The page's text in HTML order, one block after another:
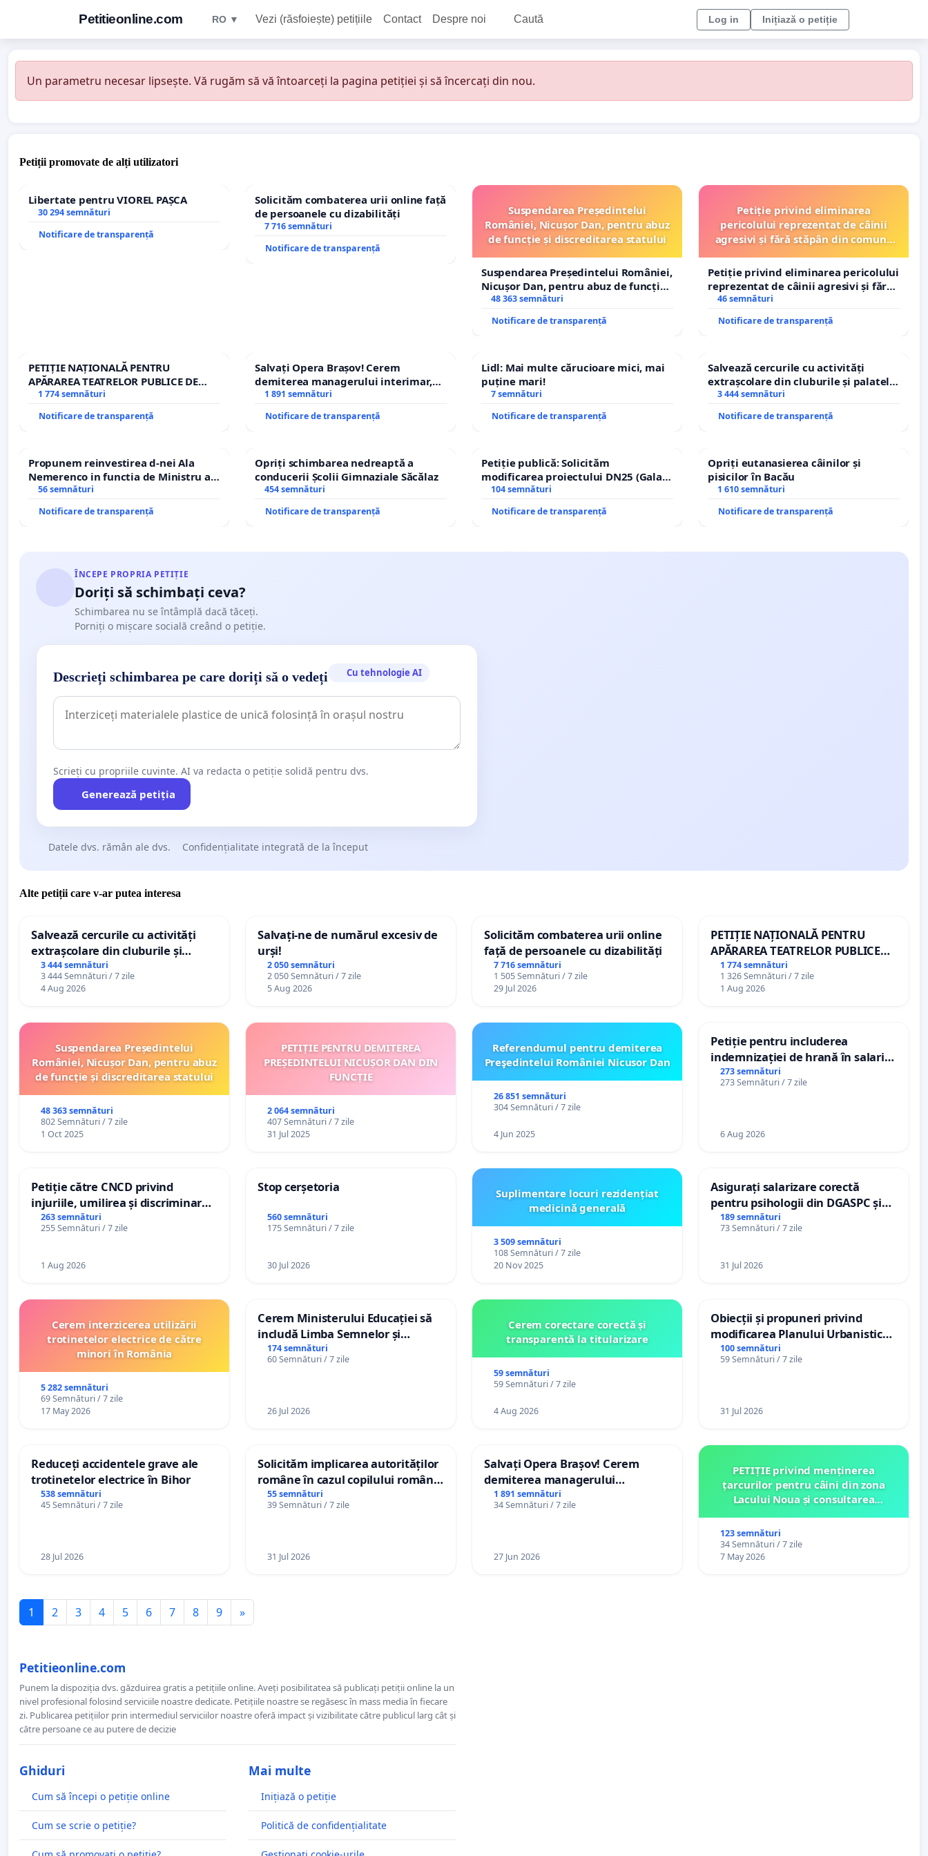
Petitieonline.com RO ▼ Vezi (răsfoiește) petițiile Contact Despre noi Caută Log in Inițiază o petiție
Un parametru necesar lipsește. Vă rugăm să vă întoarceți la pagina petiției și să încercați din nou.
Petiții promovate de alți utilizatori
Libertate pentru VIOREL PAȘCA
30 294 semnături
Notificare de transparență
Solicităm combaterea urii online față
de persoanele cu dizabilități
7 716 semnături
Notificare de transparență
Suspendarea Președintelui
României, Nicușor Dan, pentru abuz
de funcție și discreditarea statului
Suspendarea Președintelui României,
Nicușor Dan, pentru abuz de funcție
și discreditarea statului
48 363 semnături
Notificare de transparență
Petiție privind eliminarea
pericolului reprezentat de câinii
agresivi și fără stăpân din comuna
Petiție privind eliminarea pericolului
reprezentat de câinii agresivi și fără
stăpân din comuna Tunari
46 semnături
Notificare de transparență
PETIȚIE NAȚIONALĂ PENTRU
APĂRAREA TEATRELOR PUBLICE DE
REPERTORIU DIN ROMÂNIA
1 774 semnături
Notificare de transparență
Salvați Opera Brașov! Cerem
demiterea managerului interimar,
Petrean Lucian-Marius!
1 891 semnături
Notificare de transparență
Lidl: Mai multe cărucioare mici, mai
puține mari!
7 semnături
Notificare de transparență
Salvează cercurile cu activități
extrașcolare din cluburile și palatele
copiilor
3 444 semnături
Notificare de transparență
Propunem reinvestirea d-nei Ala
Nemerenco in functia de Ministru al
Sanatatii
56 semnături
Notificare de transparență
Opriți schimbarea nedreaptă a
conducerii Școlii Gimnaziale Săcălaz
454 semnături
Notificare de transparență
Petiție publică: Solicităm
modificarea proiectului DN25 (Galați
– Hanu Conachi) prin devierea
traseului în afara localităților!
104 semnături
Notificare de transparență
Opriți eutanasierea câinilor și
pisicilor în Bacău
1 610 semnături
Notificare de transparență
ÎNCEPE PROPRIA PETIȚIE
Doriți să schimbați ceva?
Schimbarea nu se întâmplă dacă tăceți.
Porniți o mișcare socială creând o petiție.
Descrieți schimbarea pe care doriți să o vedeți Cu tehnologie AI
Scrieți cu propriile cuvinte. AI va redacta o petiție solidă pentru dvs.
Generează petiția
Datele dvs. rămân ale dvs. Confidențialitate integrată de la început
Alte petiții care v-ar putea interesa
Salvează cercurile cu activități
extrașcolare din cluburile și
palatele copiilor
3 444 semnături
3 444 Semnături / 7 zile
4 Aug 2026
Salvați-ne de numărul excesiv de
urși!
2 050 semnături
2 050 Semnături / 7 zile
5 Aug 2026
Solicităm combaterea urii online
față de persoanele cu dizabilități
7 716 semnături
1 505 Semnături / 7 zile
29 Jul 2026
PETIȚIE NAȚIONALĂ PENTRU
APĂRAREA TEATRELOR PUBLICE
DE REPERTORIU DIN ROMÂNIA
1 774 semnături
1 326 Semnături / 7 zile
1 Aug 2026
Suspendarea Președintelui
României, Nicușor Dan, pentru abuz
de funcție și discreditarea statului
48 363 semnături
802 Semnături / 7 zile
1 Oct 2025
PETIȚIE PENTRU DEMITEREA
PREȘEDINTELUI NICUȘOR DAN DIN
FUNCȚIE
2 064 semnături
407 Semnături / 7 zile
31 Jul 2025
Referendumul pentru demiterea
Preşedintelui României Nicusor Dan
26 851 semnături
304 Semnături / 7 zile
4 Jun 2025
Petiție pentru includerea
indemnizației de hrană în salariul
de bază și protejarea gradațiilor
de vechime pentru asistenții
273 semnături
273 Semnături / 7 zile
6 Aug 2026
Petiție către CNCD privind
injuriile, umilirea și discriminarea
persoanelor cu dizabilități de
către utilizatorul TikTok „Gorici”
263 semnături
255 Semnături / 7 zile
1 Aug 2026
Stop cerșetoria
560 semnături
175 Semnături / 7 zile
30 Jul 2026
Suplimentare locuri rezidențiat
medicină generală
3 509 semnături
108 Semnături / 7 zile
20 Nov 2025
Asigurați salarizare corectă
pentru psihologii din DGASPC și
spitale
189 semnături
73 Semnături / 7 zile
31 Jul 2026
Cerem interzicerea utilizării
trotinetelor electrice de către
minori în România
5 282 semnături
69 Semnături / 7 zile
17 May 2026
Cerem Ministerului Educației să
includă Limba Semnelor și
alfabetul Braille în școlile din
Republica Moldova!
174 semnături
60 Semnături / 7 zile
26 Jul 2026
Cerem corectare corectă și
transparentă la titularizare
59 semnături
59 Semnături / 7 zile
4 Aug 2026
Obiecții și propuneri privind
modificarea Planului Urbanistic
General al orașului Ialoveni
100 semnături
59 Semnături / 7 zile
31 Jul 2026
Reduceți accidentele grave ale
trotinetelor electrice în Bihor
538 semnături
45 Semnături / 7 zile
28 Jul 2026
Solicităm implicarea autorităților
române în cazul copilului român
Wiliam Kristian Gheorghe, aflat în
plasament în Danemarca de 12
55 semnături
39 Semnături / 7 zile
31 Jul 2026
Salvați Opera Brașov! Cerem
demiterea managerului
interimar, Petrean Lucian-Marius!
1 891 semnături
34 Semnături / 7 zile
27 Jun 2026
PETIȚIE privind menținerea
țarcurilor pentru câini din zona
Lacului Noua și consultarea
123 semnături
34 Semnături / 7 zile
7 May 2026
1 2 3 4 5 6 7 8 9 »
Petitieonline.com
Punem la dispoziția dvs. găzduirea gratis a petițiile online. Aveți posibilitatea să publicați petiții online la un
nivel profesional folosind serviciile noastre dedicate. Petițiile noastre se regăsesc în mass media în fiecare
zi. Publicarea petițiilor prin intermediul serviciilor noastre oferă impact și vizibilitate către publicul larg cât și
către persoane ce au putere de decizie
Ghiduri
Cum să începi o petiție online
Cum se scrie o petiție?
Mai multe
Inițiază o petiție
Politică de confidențialitate